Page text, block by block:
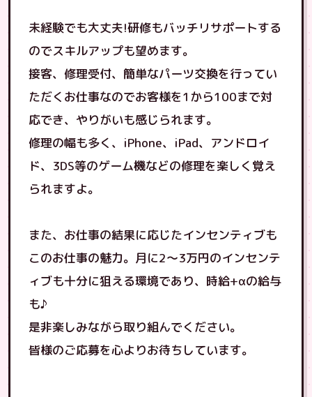
未経験でも大丈夫!研修もバッチリサポートする
のでスキルアップも望めます。
接客、修理受付、簡単なパーツ交換を行ってい
ただくお仕事なのでお客様を1から100まで対
応でき、やりがいも感じられます。
修理の幅も多く、iPhone、iPad、アンドロイ
ド、3DS等のゲーム機などの修理を楽しく覚え
られますよ。
また、お仕事の結果に応じたインセンティブも
このお仕事の魅力。月に2～3万円のインセンテ
ィブも十分に狙える環境であり、時給+αの給与
も♪
是非楽しみながら取り組んでください。
皆様のご応募を心よりお待ちしています。